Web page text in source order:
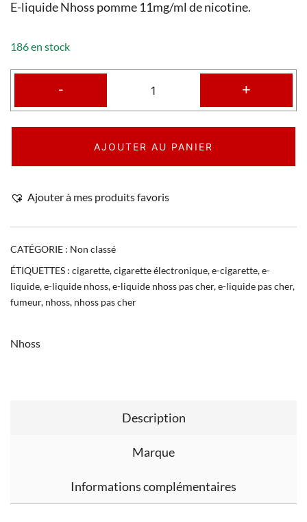
E-liquide Nhoss pomme 11mg/ml de nicotine.
186 en stock
- +
AJOUTER AU PANIER
Ajouter à mes produits favoris
CATÉGORIE : Non classé
ÉTIQUETTES : cigarette,cigarette électronique,e-cigarette,e-
liquide,e-liquide nhoss,e-liquide nhoss pas cher,e-liquide pas cher,
fumeur, nhoss, nhoss pas cher
Nhoss
Description
Marque
Informations complémentaires